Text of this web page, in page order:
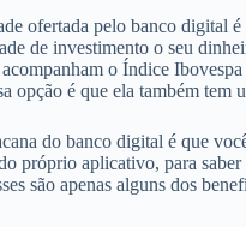
ofertada pelo banco digital
de investimento o seu
o Índice
opção é que ela também tem
do banco digital é que
próprio aplicativo, para
são apenas alguns dos